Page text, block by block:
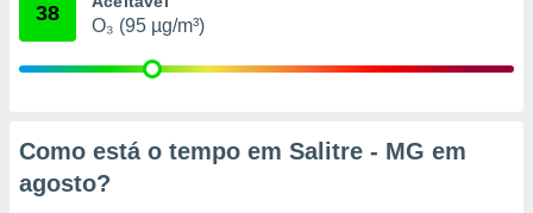
38
O₃ (95 µg/m³)
Como está o tempo em Salitre - MG em
agosto?